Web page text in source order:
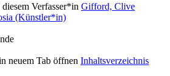
diesem Verfasser*in Gifford, Clive
(Künstler*in)
neuem Tab öffnen Inhaltsverzeichnis